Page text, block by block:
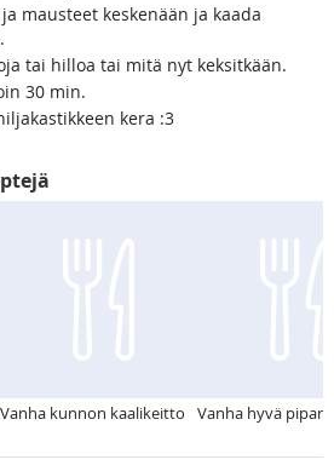
mausteet keskenään ja kaada
tai hilloa tai mitä nyt keksitkään.
30 min.
kera :3
Vanha kunnon kaalikeitto Vanha hyvä